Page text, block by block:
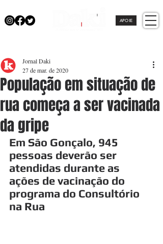
APOIE
População em situação de
rua começa a ser vacinada
da gripe
Jornal Daki
27 de mar. de 2020
Em São Gonçalo, 945
pessoas deverão ser
atendidas durante as
ações de vacinação do
programa do Consultório
na Rua